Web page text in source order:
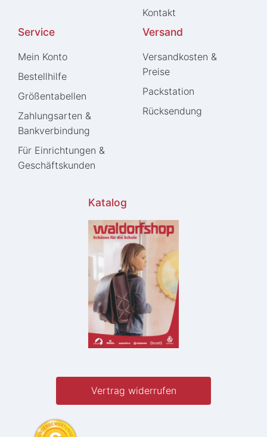
Kontakt
Service
Mein Konto
Bestellhilfe
Größentabellen
Zahlungsarten &
Bankverbindung
Für Einrichtungen &
Geschäftskunden
Versand
Versandkosten &
Preise
Packstation
Rücksendung
Katalog
Vertrag widerrufen